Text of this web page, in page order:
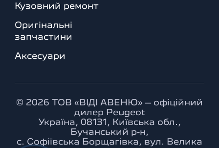
Кузовний ремонт
Оригінальні
запчастини
Аксесуари
© 2026 ТОВ «ВІДІ АВЕНЮ» – офіційний
дилер Peugeot
Україна, 08131, Київська обл.,
Бучанський р-н,
с. Софіївська Борщагівка, вул. Велика